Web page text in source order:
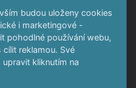
budou uloženy cookies
i marketingové -
pohodlné používání webu,
reklamou. Své
kliknutím na